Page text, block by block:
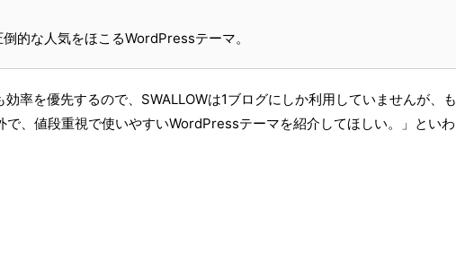
的な人気をほこるWordPressテーマ。
率を優先するので、SWALLOWは1ブログにしか利用していませんが、も
、値段重視で使いやすいWordPressテーマを紹介してほしい。」といわ